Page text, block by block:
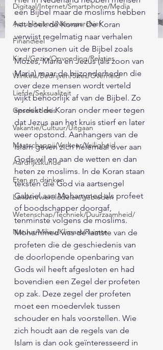
Digitaal/Internet/Smartphone/Media
Actualiteiten/Nieuwsarchief
Financieel
Kind/Gezin/Opvoeding/Relaties
Winkels/Bedrijven/Sites/Overheid
Liefde/Seksualiteit
Geschiedenis
Vakantie/Cultuur/Uitgaan
Maatschappij/Verkeer/Veiligheid
Aardrijkskunde
Eten en drinken
Landen/werelddelen/gebieden
Wetenschap/Techniek/Duurzaamheid/
Natuur/Milieu/Klimaat/Ruimte
een Bijbel maar de moslims hebben
het boek de Koran. De Koran
verwijst regelmatig naar verhalen
over personen uit de Bijbel zoals
Mozes, Maria en Jezus (als zoon van
Maria) maar de bijzonderheden die
over deze mensen wordt verteld
wijkt behoorlijk af van de Bijbel. Zo
spreekt de Koran onder meer tegen
dat Jezus aan het kruis stierf en later
weer opstond. Aanhangers van de
Islam geven zich helemaal over aan
Gods wil en aan de wetten en dan
heten ze moslims. In de Koran staan
teksten die God via aartsengel
Gabriel aan Mohammed als profeet
of boodschapper doorgaf,
tenminste volgens de moslims.
Mohammed was de laatste van de
profeten die de geschiedenis van
de doorlopende openbaring van
Gods wil heeft afgesloten en had
bovendien een Zegel der profeten
op zak. Deze zegel der profeten
moet een moedervlek tussen
schouder en hals voorstellen. Wie
zich houdt aan de regels van de
Islam is dan ook geïnteresseerd in